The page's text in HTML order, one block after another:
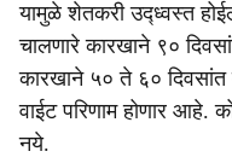
यामुळे शेतकरी उद्ध्वस्त
चालणारे कारखाने ९०
कारखाने ५० ते ६० दिवसांत
वाईट परिणाम होणार आहे.
नये.